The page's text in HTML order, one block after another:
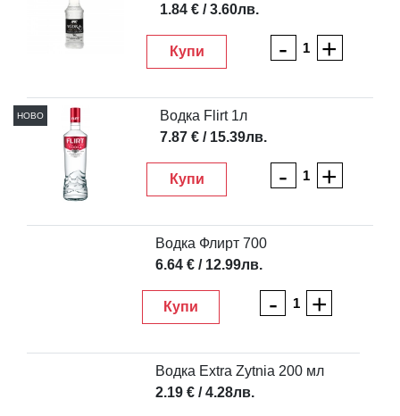
1.84 € / 3.60лв.
Купи - +
НОВО
Водка Flirt 1л
7.87 € / 15.39лв.
Купи - +
Водка Флирт 700
6.64 € / 12.99лв.
Купи - +
Водка Extra Zytnia 200 мл
2.19 € / 4.28лв.